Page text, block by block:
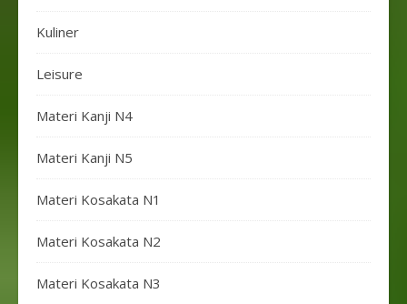
Kuliner
Leisure
Materi Kanji N4
Materi Kanji N5
Materi Kosakata N1
Materi Kosakata N2
Materi Kosakata N3